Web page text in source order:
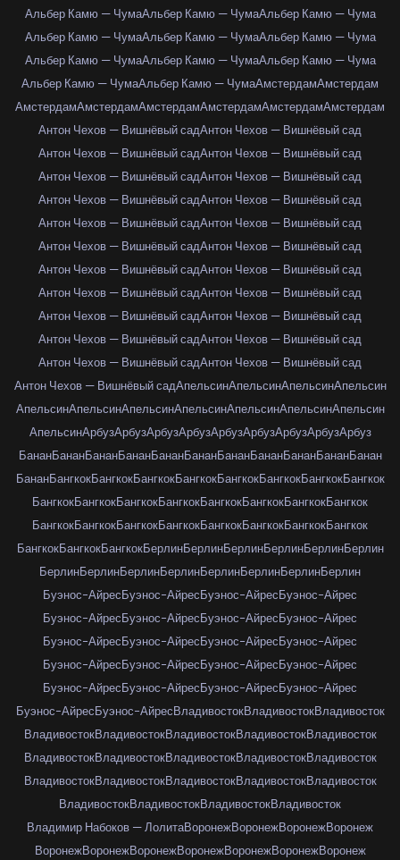
Альбер Камю — ЧумаАльбер Камю — ЧумаАльбер Камю — Чума
Альбер Камю — ЧумаАльбер Камю — ЧумаАльбер Камю — Чума
Альбер Камю — ЧумаАльбер Камю — ЧумаАльбер Камю — Чума
Альбер Камю — ЧумаАльбер Камю — ЧумаАмстердамАмстердам
АмстердамАмстердамАмстердамАмстердамАмстердамАмстердам
Антон Чехов — Вишнёвый садАнтон Чехов — Вишнёвый сад
Антон Чехов — Вишнёвый садАнтон Чехов — Вишнёвый сад
Антон Чехов — Вишнёвый садАнтон Чехов — Вишнёвый сад
Антон Чехов — Вишнёвый садАнтон Чехов — Вишнёвый сад
Антон Чехов — Вишнёвый садАнтон Чехов — Вишнёвый сад
Антон Чехов — Вишнёвый садАнтон Чехов — Вишнёвый сад
Антон Чехов — Вишнёвый садАнтон Чехов — Вишнёвый сад
Антон Чехов — Вишнёвый садАнтон Чехов — Вишнёвый сад
Антон Чехов — Вишнёвый садАнтон Чехов — Вишнёвый сад
Антон Чехов — Вишнёвый садАнтон Чехов — Вишнёвый сад
Антон Чехов — Вишнёвый садАнтон Чехов — Вишнёвый сад
Антон Чехов — Вишнёвый садАпельсинАпельсинАпельсинАпельсин
АпельсинАпельсинАпельсинАпельсинАпельсинАпельсинАпельсин
АпельсинАрбузАрбузАрбузАрбузАрбузАрбузАрбузАрбузАрбуз
БананБананБананБананБананБананБананБананБананБананБанан
БананБангкокБангкокБангкокБангкокБангкокБангкокБангкокБангкок
БангкокБангкокБангкокБангкокБангкокБангкокБангкокБангкок
БангкокБангкокБангкокБангкокБангкокБангкокБангкокБангкок
БангкокБангкокБангкокБерлинБерлинБерлинБерлинБерлинБерлин
БерлинБерлинБерлинБерлинБерлинБерлинБерлинБерлин
Буэнос-АйресБуэнос-АйресБуэнос-АйресБуэнос-Айрес
Буэнос-АйресБуэнос-АйресБуэнос-АйресБуэнос-Айрес
Буэнос-АйресБуэнос-АйресБуэнос-АйресБуэнос-Айрес
Буэнос-АйресБуэнос-АйресБуэнос-АйресБуэнос-Айрес
Буэнос-АйресБуэнос-АйресБуэнос-АйресБуэнос-Айрес
Буэнос-АйресБуэнос-АйресВладивостокВладивостокВладивосток
ВладивостокВладивостокВладивостокВладивостокВладивосток
ВладивостокВладивостокВладивостокВладивостокВладивосток
ВладивостокВладивостокВладивостокВладивостокВладивосток
ВладивостокВладивостокВладивостокВладивосток
Владимир Набоков — ЛолитаВоронежВоронежВоронежВоронеж
ВоронежВоронежВоронежВоронежВоронежВоронежВоронеж